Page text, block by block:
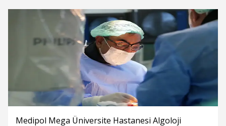
Medipol Mega Üniversite Hastanesi Algoloji